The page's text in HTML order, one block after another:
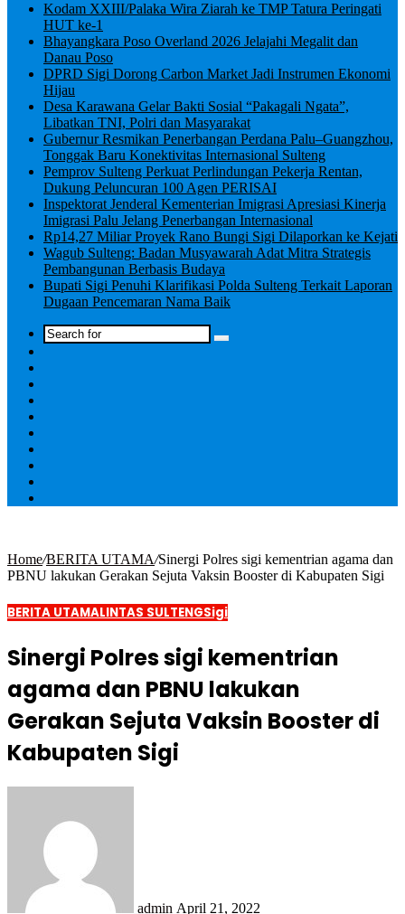
Kodam XXIII/Palaka Wira Ziarah ke TMP Tatura Peringati
HUT ke-1
Bhayangkara Poso Overland 2026 Jelajahi Megalit dan
Danau Poso
DPRD Sigi Dorong Carbon Market Jadi Instrumen Ekonomi
Hijau
Desa Karawana Gelar Bakti Sosial “Pakagali Ngata”,
Libatkan TNI, Polri dan Masyarakat
Gubernur Resmikan Penerbangan Perdana Palu–Guangzhou,
Tonggak Baru Konektivitas Internasional Sulteng
Pemprov Sulteng Perkuat Perlindungan Pekerja Rentan,
Dukung Peluncuran 100 Agen PERISAI
Inspektorat Jenderal Kementerian Imigrasi Apresiasi Kinerja
Imigrasi Palu Jelang Penerbangan Internasional
Rp14,27 Miliar Proyek Rano Bungi Sigi Dilaporkan ke Kejati
Wagub Sulteng: Badan Musyawarah Adat Mitra Strategis
Pembangunan Berbasis Budaya
Bupati Sigi Penuhi Klarifikasi Polda Sulteng Terkait Laporan
Dugaan Pencemaran Nama Baik
Home/BERITA UTAMA/Sinergi Polres sigi kementrian agama dan
PBNU lakukan Gerakan Sejuta Vaksin Booster di Kabupaten Sigi
BERITA UTAMALINTAS SULTENGSigi
Sinergi Polres sigi kementrian
agama dan PBNU lakukan
Gerakan Sejuta Vaksin Booster di
Kabupaten Sigi
admin April 21, 2022